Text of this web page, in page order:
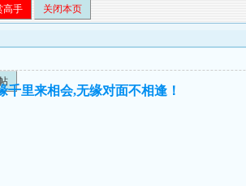
高手 关闭本页
千里来相会,无缘对面不相逢！